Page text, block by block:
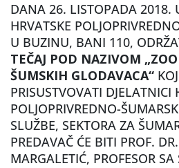
DANA 26. LISTOPADA 2018.
HRVATSKE
U BUZINU, BANI 110,
TEČAJ POD NAZIVOM
ŠUMSKIH GLODAVACA“
PRISUSTVOVATI DJELATNICI
POLJOPRIVREDNO-
SLUŽBE, SEKTORA ZA
PREDAVAČ ĆE BITI PROF.
MARGALETIĆ, PROFESOR